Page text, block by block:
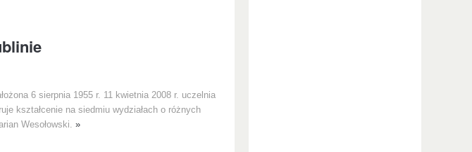
6 sierpnia 1955 r. 11 kwietnia 2008 r. uczelnia
kształcenie na siedmiu wydziałach o różnych
Wesołowski. »